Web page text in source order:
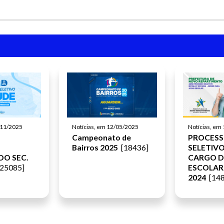
2025
SEC.
Notícias, em 12/05/2025
Campeonato de
Bairros 2025 [18436]
Notícias, em
CARGO
ESCOLAR
2024